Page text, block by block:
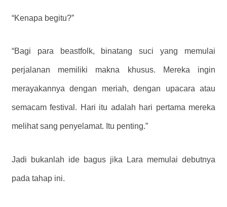
“Kenapa begitu?”
“Bagi para beastfolk, binatang suci yang memulai
perjalanan memiliki makna khusus. Mereka ingin
merayakannya dengan meriah, dengan upacara atau
semacam festival. Hari itu adalah hari pertama mereka
melihat sang penyelamat. Itu penting.”
Jadi bukanlah ide bagus jika Lara memulai debutnya
pada tahap ini.